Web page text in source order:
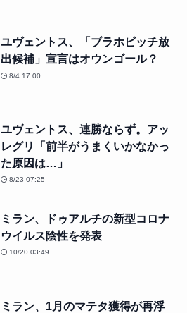
ユヴェントス、「ブラホビッチ放
出候補」宣言はオウンゴール？
8/4 17:00
ユヴェントス、連勝ならず。アッ
レグリ「前半がうまくいかなかっ
た原因は…」
8/23 07:25
ミラン、ドゥアルチの新型コロナ
ウイルス陰性を発表
10/20 03:49
ミラン、1月のマテタ獲得が再浮